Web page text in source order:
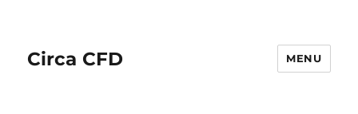
Circa CFD MENU